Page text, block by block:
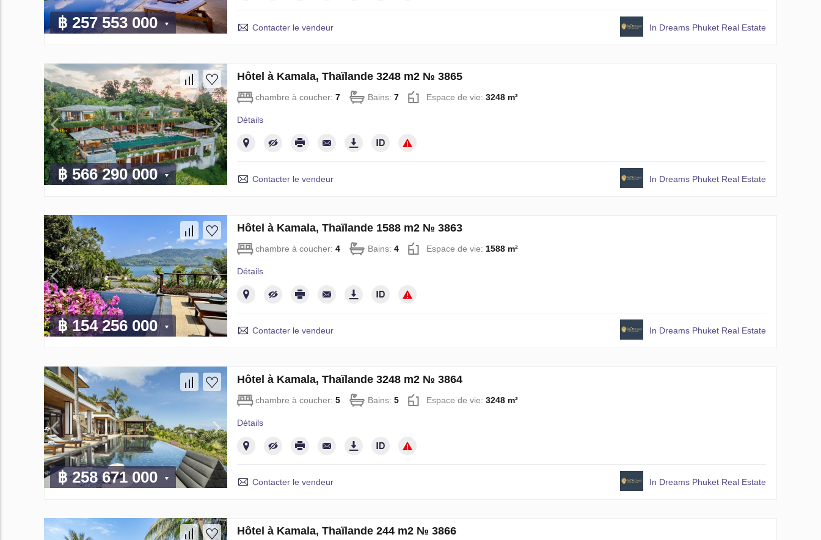
฿ 257 553 000 Contacter le vendeur In Dreams Phuket Real Estate
฿ 566 290 000
Hôtel à Kamala, Thaïlande 3248 m2 № 3865
chambre à coucher: 7 Bains: 7 Espace de vie: 3248 m²
Détails
Contacter le vendeur In Dreams Phuket Real Estate
฿ 154 256 000
Hôtel à Kamala, Thaïlande 1588 m2 № 3863
chambre à coucher: 4 Bains: 4 Espace de vie: 1588 m²
Détails
Contacter le vendeur In Dreams Phuket Real Estate
฿ 258 671 000
Hôtel à Kamala, Thaïlande 3248 m2 № 3864
chambre à coucher: 5 Bains: 5 Espace de vie: 3248 m²
Détails
Contacter le vendeur In Dreams Phuket Real Estate
Hôtel à Kamala, Thaïlande 244 m2 № 3866